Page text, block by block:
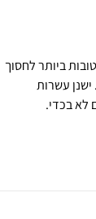
ביותר לחסוך
עשרות
לא בכדי.